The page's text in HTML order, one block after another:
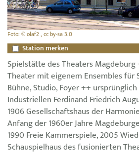
Foto: © olaf2 , cc by-sa 3.0
Station merken
Spielstätte des Theaters
Theater mit eigenem Ensembles für
Bühne, Studio, Foyer ++
Industriellen Ferdinand Friedrich
1906 Gesellschaftshaus der
Anfang der 1960er Jahre
1990 Freie Kammerspiele, 2005
Schauspielhaus des fusionierten